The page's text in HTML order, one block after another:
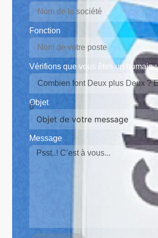
Fonction
Vérifions que vous êtes un humain :
Objet
Message